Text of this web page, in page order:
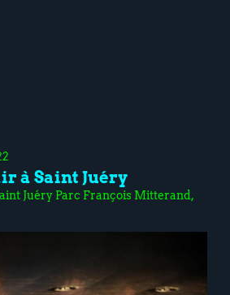
à Saint Juéry
Juéry Parc François Mitterand,